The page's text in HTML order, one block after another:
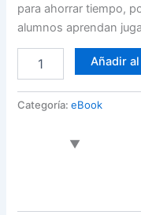
para ahorrar tiempo,
alumnos aprendan
Añadir
Categoría:eBook